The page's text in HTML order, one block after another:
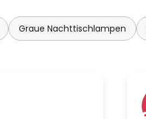
Graue Nachttischlampen